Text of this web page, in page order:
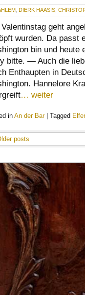
,DIERK HAASIS ,
Valentinstag geht
wurden. Da passt
bin und
bitte. — Auch die
Enthaupten in
Hannelore
… weiter
in An der Bar Tagged
posts